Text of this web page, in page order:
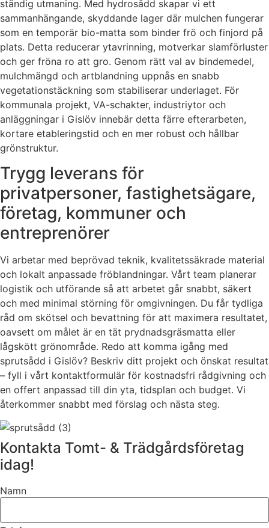
ständig utmaning. Med hydrosådd skapar vi ett
sammanhängande, skyddande lager där mulchen fungerar
som en temporär bio-matta som binder frö och finjord på
plats. Detta reducerar ytavrinning, motverkar slamförluster
och ger fröna ro att gro. Genom rätt val av bindemedel,
mulchmängd och artblandning uppnås en snabb
vegetationstäckning som stabiliserar underlaget. För
kommunala projekt, VA-schakter, industriytor och
anläggningar i Gislöv innebär detta färre efterarbeten,
kortare etableringstid och en mer robust och hållbar
grönstruktur.
Trygg leverans för
privatpersoner, fastighetsägare,
företag, kommuner och
entreprenörer
Vi arbetar med beprövad teknik, kvalitetssäkrade material
och lokalt anpassade fröblandningar. Vårt team planerar
logistik och utförande så att arbetet går snabbt, säkert
och med minimal störning för omgivningen. Du får tydliga
råd om skötsel och bevattning för att maximera resultatet,
oavsett om målet är en tät prydnadsgräsmatta eller
lågskött grönområde. Redo att komma igång med
sprutsådd i Gislöv? Beskriv ditt projekt och önskat resultat
– fyll i vårt kontaktformulär för kostnadsfri rådgivning och
en offert anpassad till din yta, tidsplan och budget. Vi
återkommer snabbt med förslag och nästa steg.
Kontakta Tomt- & Trädgårdsföretag
idag!
Namn